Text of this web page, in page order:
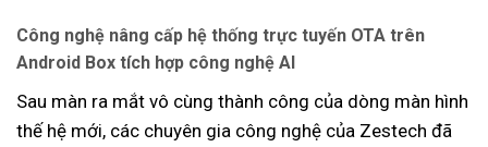
Công nghệ nâng cấp hệ thống trực tuyến OTA trên
Android Box tích hợp công nghệ AI
Sau màn ra mắt vô cùng thành công của dòng màn hình
thế hệ mới, các chuyên gia công nghệ của Zestech đã